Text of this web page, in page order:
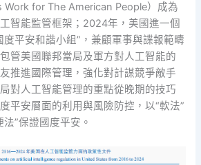
for The American People）成為
智能監管框架；2024年，美國進一個
度平安和諧小組”，兼顧軍事與諜報範疇
管美國聯邦當局及軍方對人工智能的
推進國際管理，強化對計謀競爭敵手
對人工智能管理的重點從晚期的技巧
平安層面的利用與風險防控，以“軟法”
”保證國度平安。